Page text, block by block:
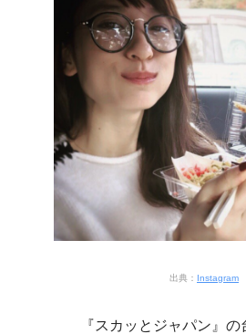
出典： Instagram
『スカッとジャパン』